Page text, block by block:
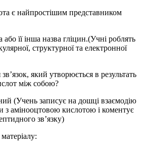
є найпростішим представником
її інша назва гліцин.(Учні роблять
структурної та електронної
який утворюється в результать
між собою?
(Учень записує на дошці взаємодію
з амінооцтовою кислотою і коментує
зв’язку)